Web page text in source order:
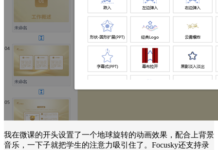
我在微课的开头设置了一个地球旋转的动画效果，配合上背景
音乐，一下子就把学生的注意力吸引住了。Focusky还支持录